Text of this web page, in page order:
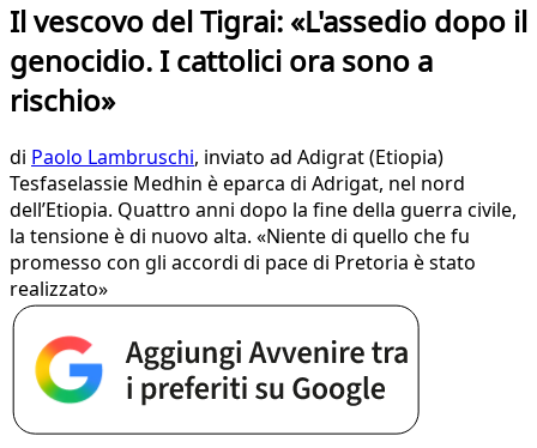
Il vescovo del Tigrai: «L'assedio dopo il
genocidio. I cattolici ora sono a
rischio»
di Paolo Lambruschi, inviato ad Adigrat (Etiopia)
Tesfaselassie Medhin è eparca di Adrigat, nel nord
dell’Etiopia. Quattro anni dopo la fine della guerra civile,
la tensione è di nuovo alta. «Niente di quello che fu
promesso con gli accordi di pace di Pretoria è stato
realizzato»